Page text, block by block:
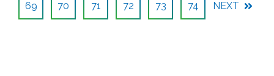
69 70 71 72 73 74 NEXT